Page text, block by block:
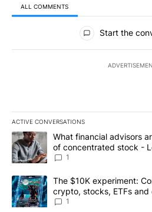
ALL COMMENTS
All Comments
Start the
ACTIVE CONVERSATIONS
The following is a list of the most
A trending article titled "What
What financial advisors
of concentrated stock -
1
A trending article titled "The $10K
The $10K experiment:
crypto, stocks, ETFs
8
1